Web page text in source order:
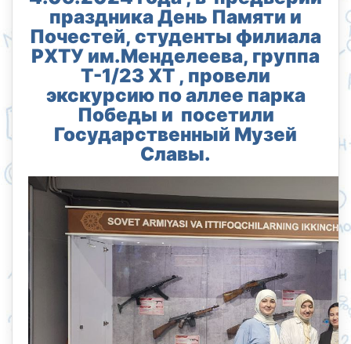
праздника День Памяти и
Почестей, студенты филиала
РХТУ им.Менделеева, группа
Т-1/23 ХТ , провели
экскурсию по аллее парка
Победы и посетили
Государственный Музей
Славы.